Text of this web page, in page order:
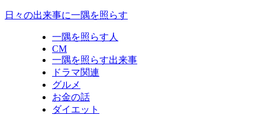
日々の出来事に一隅を照らす
一隅を照らす人
CM
一隅を照らす出来事
ドラマ関連
グルメ
お金の話
ダイエット